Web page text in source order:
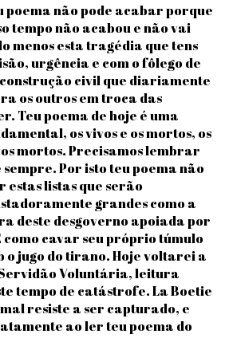
poema não pode acabar porque
tempo não acabou e não vai
menos esta tragédia que tens
urgência e com o fôlego de
civil que diariamente
os outros em troca das
Teu poema de hoje é uma
os vivos e os mortos, os
mortos. Precisamos lembrar
sempre. Por isto teu poema não
listas que serão
grandes como a
deste desgoverno apoiada por
como cavar seu próprio túmulo
o jugo do tirano. Hoje voltarei a
Voluntária, leitura
tempo de catástrofe. La Boetie
resiste a ser capturado, e
ao ler teu poema do